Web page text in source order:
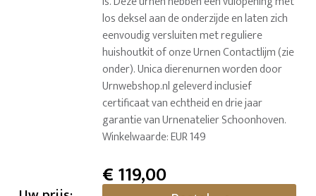
los deksel aan de onderzijde en laten zich
eenvoudig versluiten met reguliere
huishoutkit of onze Urnen Contactlijm (zie
onder). Unica dierenurnen worden door
Urnwebshop.nl geleverd inclusief
certificaat van echtheid en drie jaar
garantie van Urnenatelier Schoonhoven.
Winkelwaarde: EUR 149
€119,00